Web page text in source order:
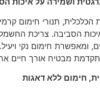
הכלכלית, תנורי חימום
הסביבה. צריכת
ומאפשרת חימום נקי
מבטיח אורך חיים
חימום ללא דאגות